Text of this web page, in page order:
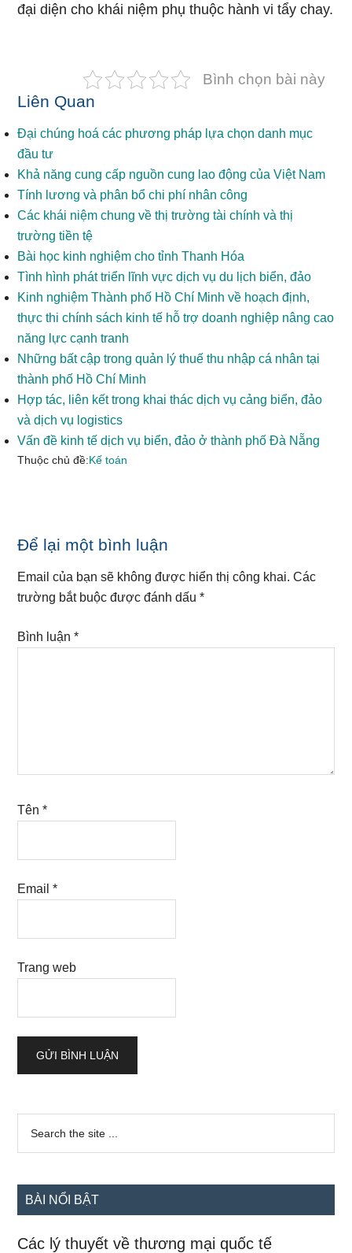
đại diện cho khái niệm phụ thuộc hành vi tẩy chay.
Bình chọn bài này
Liên Quan
Đại chúng hoá các phương pháp lựa chọn danh mục
đầu tư
Khả năng cung cấp nguồn cung lao động của Việt Nam
Tính lương và phân bổ chi phí nhân công
Các khái niệm chung về thị trường tài chính và thị
trường tiền tệ
Bài học kinh nghiệm cho tỉnh Thanh Hóa
Tình hình phát triển lĩnh vực dịch vụ du lịch biển, đảo
Kinh nghiệm Thành phố Hồ Chí Minh về hoạch định,
thực thi chính sách kinh tế hỗ trợ doanh nghiệp nâng cao
năng lực cạnh tranh
Những bất cập trong quản lý thuế thu nhập cá nhân tại
thành phố Hồ Chí Minh
Hợp tác, liên kết trong khai thác dịch vụ cảng biển, đảo
và dịch vụ logistics
Vấn đề kinh tế dịch vụ biển, đảo ở thành phố Đà Nẵng
Thuộc chủ đề:Kế toán
Reader
Interactions
Để lại một bình luận
Email của bạn sẽ không được hiển thị công khai. Các
trường bắt buộc được đánh dấu*
Bình luận*
Tên*
Email*
Trang web
Sidebar
chính
...
BÀI NỔI BẬT
Các lý thuyết về thương mại quốc tế